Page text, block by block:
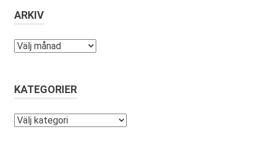
ARKIV
Arkiv
KATEGORIER
Kategorier